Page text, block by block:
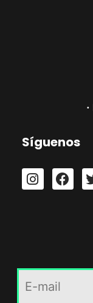
•
Síguenos